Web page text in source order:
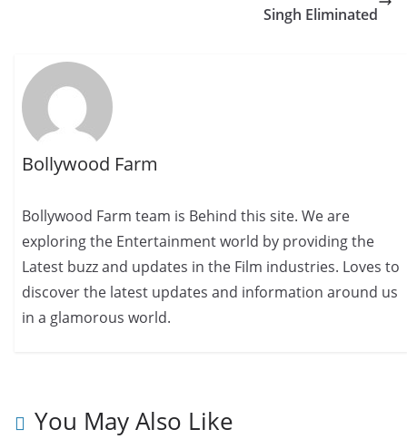
Singh Eliminated
Bollywood Farm
Bollywood Farm team is Behind this site. We are
exploring the Entertainment world by providing the
Latest buzz and updates in the Film industries. Loves to
discover the latest updates and information around us
in a glamorous world.
You May Also Like